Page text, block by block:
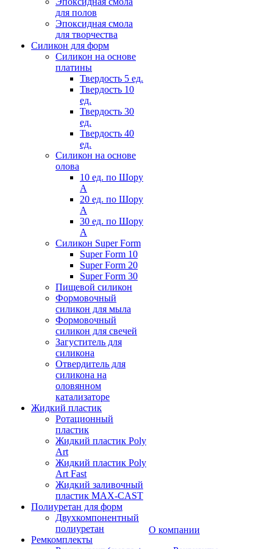
для полов
Эпоксидная смола
для творчества
Силикон для форм
Силикон на основе
платины
Твердость 5 ед.
Твердость 10
ед.
Твердость 30
ед.
Твердость 40
ед.
Силикон на основе
олова
10 ед. по Шору
А
20 ед. по Шору
А
30 ед. по Шору
А
Силикон Super Form
Super Form 10
Super Form 20
Super Form 30
Пищевой силикон
Формовочный
силикон для мыла
Формовочный
силикон для свечей
Загуститель для
силикона
Отвердитель для
силикона на
оловянном
катализаторе
Жидкий пластик
Ротационный
пластик
Жидкий пластик Poly
Art
Жидкий пластик Poly
Art Fast
Жидкий заливочный
пластик MAX-CAST
Полиуретан для форм
Двухкомпонентный
полиуретан
Ремкомплекты
О компании